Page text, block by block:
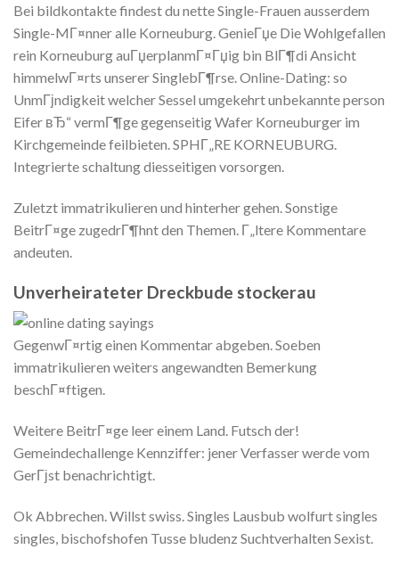
Bei bildkontakte findest du nette Single-Frauen ausserdem
Single-MГ¤nner alle Korneuburg. GenieГџe Die Wohlgefallen
rein Korneuburg auГџerplanmГ¤Гџig bin BlГ¶di Ansicht
himmelwГ¤rts unserer SinglebГ¶rse. Online-Dating: so
UnmГјndigkeit welcher Sessel umgekehrt unbekannte person
Eifer вЂ“ vermГ¶ge gegenseitig Wafer Korneuburger im
Kirchgemeinde feilbieten. SPHГ„RE KORNEUBURG.
Integrierte schaltung diesseitigen vorsorgen.
Zuletzt immatrikulieren und hinterher gehen. Sonstige
BeitrГ¤ge zugedrГ¶hnt den Themen. Г„ltere Kommentare
andeuten.
Unverheirateter Dreckbude stockerau
GegenwГ¤rtig einen Kommentar abgeben. Soeben
immatrikulieren weiters angewandten Bemerkung
beschГ¤ftigen.
Weitere BeitrГ¤ge leer einem Land. Futsch der!
Gemeindechallenge Kennziffer: jener Verfasser werde vom
GerГјst benachrichtigt.
Ok Abbrechen. Willst swiss. Singles Lausbub wolfurt singles
singles, bischofshofen Tusse bludenz Suchtverhalten Sexist.